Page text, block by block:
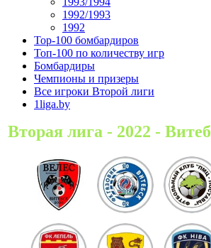
1992/1993
1992
Top-100 бомбардиров
Топ-100 по количеству игр
Бомбардиры
Чемпионы и призеры
Все игроки Второй лиги
1liga.by
Вторая лига - 2022 -